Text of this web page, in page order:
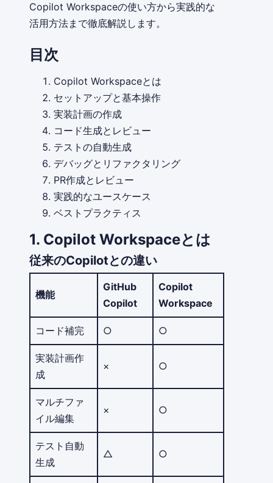
Copilot Workspaceの使い方から実践的な
活用方法まで徹底解説します。
目次
Copilot Workspaceとは
セットアップと基本操作
実装計画の作成
コード生成とレビュー
テストの自動生成
デバッグとリファクタリング
PR作成とレビュー
実践的なユースケース
ベストプラクティス
1. Copilot Workspaceとは
従来のCopilotとの違い
機能
GitHub
Copilot
Copilot
Workspace
コード補完 ○ ○
実装計画作
成
× ○
マルチファ
イル編集
× ○
テスト自動
生成
△ ○